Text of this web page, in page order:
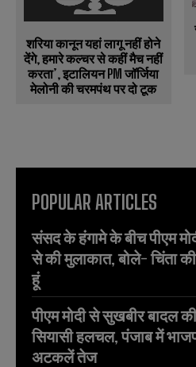
शरिया कानून यहां लागू नहीं होने
देंगे, हमारे कल्चर से कहीं मैच नहीं
करता’, इटालियन PM जॉर्जिया
मेलोनी की चरमपंथ पर दो टूक
POPULAR ARTICLES
संसद के हंगामे के बीच पीएम
से की मुलाकात, बोले- चिंता
हूं
पीएम मोदी से सुखबीर बादल
सियासी हलचल, पंजाब में
अटकलें तेज